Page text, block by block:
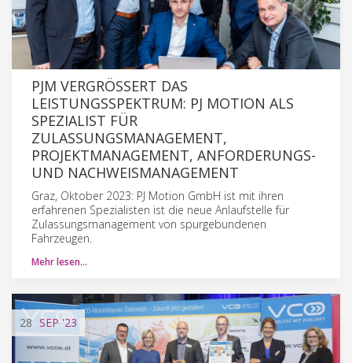
PJM VERGRÖSSERT DAS L
EISTUNGSSPEKTRUM: PJ MOTION ALS S
PEZIALIST FÜR Z
ULASSUNGSMANAGEMENT, P
ROJEKTMANAGEMENT, ANFORDERUNGS- U
ND NACHWEISMANAGEMENT
Graz, Oktober 2023: PJ Motion GmbH ist mit ihren
erfahrenen Spezialisten ist die neue Anlaufstelle für
Zulassungsmanagement von spurgebundenen
Fahrzeugen.
Mehr lesen…
28 SEP'23